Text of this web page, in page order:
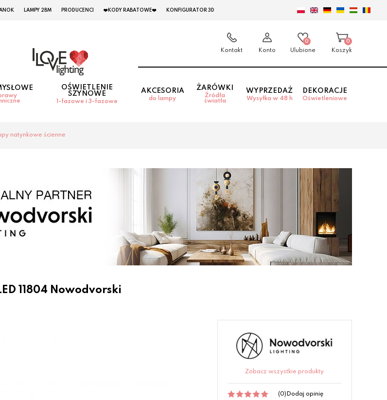
LAMPY 2BM PRODUCENCI ❤️KODY RABATOWE❤️ KONFIGURATOR 3D
Kontakt Konto
0
Ulubione
0
Koszyk
OŚWIETLENIE
SZYNOWE
1-fazowe i 3-fazowe
AKCESORIA
do lampy
ŻARÓWKI
Źródła
światła
WYPRZEDAŻ
Wysyłka w 48 h
DEKORACJE
Oświetleniowe
natynkowe ścienne
11804 Nowodvorski
Zobacz wszystkie produkty
(0) Dodaj opinię